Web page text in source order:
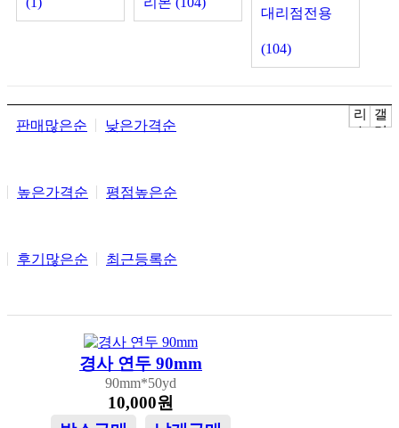
대리점전용
(104)
판매많은순 낮은가격순
높은가격순 평점높은순
후기많은순 최근등록순
리
스
갤
러
경사 연두 90mm
90mm*50yd
10,000원